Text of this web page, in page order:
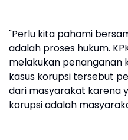
"Perlu kita pahami
adalah proses hukum.
melakukan penanganan
kasus korupsi tersebut
dari masyarakat karena
korupsi adalah